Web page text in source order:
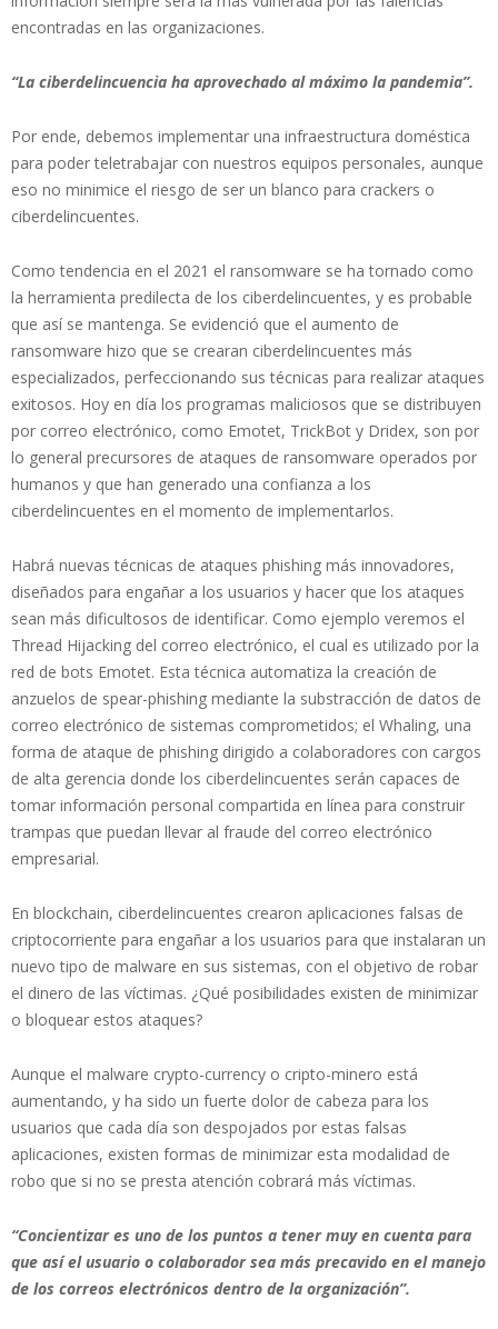
encontradas en las organizaciones.
“La ciberdelincuencia ha aprovechado al máximo la pandemia”.
Por ende, debemos implementar una infraestructura doméstica
para poder teletrabajar con nuestros equipos personales, aunque
eso no minimice el riesgo de ser un blanco para crackers o
ciberdelincuentes.
Como tendencia en el 2021 el ransomware se ha tornado como
la herramienta predilecta de los ciberdelincuentes, y es probable
que así se mantenga. Se evidenció que el aumento de
ransomware hizo que se crearan ciberdelincuentes más
especializados, perfeccionando sus técnicas para realizar ataques
exitosos. Hoy en día los programas maliciosos que se distribuyen
por correo electrónico, como Emotet, TrickBot y Dridex, son por
lo general precursores de ataques de ransomware operados por
humanos y que han generado una confianza a los
ciberdelincuentes en el momento de implementarlos.
Habrá nuevas técnicas de ataques phishing más innovadores,
diseñados para engañar a los usuarios y hacer que los ataques
sean más dificultosos de identificar. Como ejemplo veremos el
Thread Hijacking del correo electrónico, el cual es utilizado por la
red de bots Emotet. Esta técnica automatiza la creación de
anzuelos de spear-phishing mediante la substracción de datos de
correo electrónico de sistemas comprometidos; el Whaling, una
forma de ataque de phishing dirigido a colaboradores con cargos
de alta gerencia donde los ciberdelincuentes serán capaces de
tomar información personal compartida en línea para construir
trampas que puedan llevar al fraude del correo electrónico
empresarial.
En blockchain, ciberdelincuentes crearon aplicaciones falsas de
criptocorriente para engañar a los usuarios para que instalaran un
nuevo tipo de malware en sus sistemas, con el objetivo de robar
el dinero de las víctimas. ¿Qué posibilidades existen de minimizar
o bloquear estos ataques?
Aunque el malware crypto-currency o cripto-minero está
aumentando, y ha sido un fuerte dolor de cabeza para los
usuarios que cada día son despojados por estas falsas
aplicaciones, existen formas de minimizar esta modalidad de
robo que si no se presta atención cobrará más víctimas.
“Concientizar es uno de los puntos a tener muy en cuenta para
que así el usuario o colaborador sea más precavido en el manejo
de los correos electrónicos dentro de la organización”.